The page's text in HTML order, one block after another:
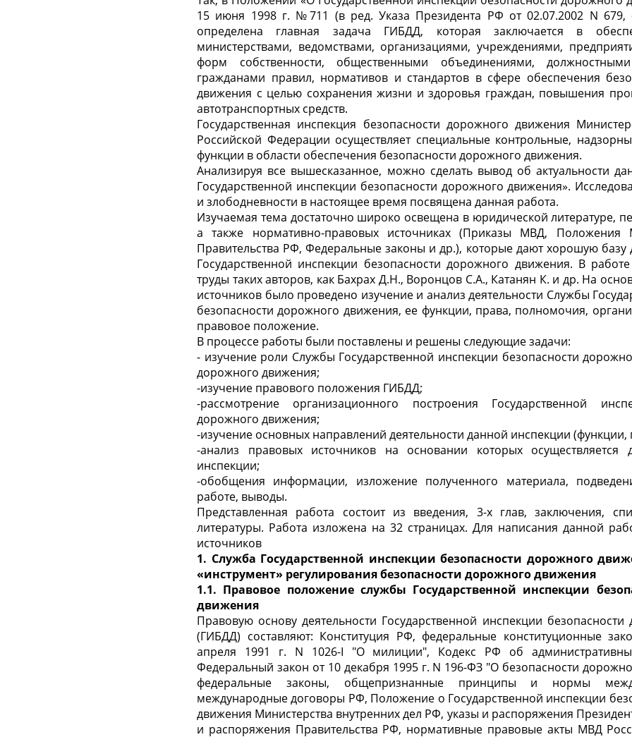
15 июня 1998 г. №711 (в ред. Указа Президента РФ от 02.07.2002 N 679,
определена главная задача ГИБДД, которая заключается в
министерствами, ведомствами, организациями, учреждениями,
форм собственности, общественными объединениями,
гражданами правил, нормативов и стандартов в сфере обеспечения
движения с целью сохранения жизни и здоровья граждан, повышения
автотранспортных средств.
Государственная инспекция безопасности дорожного движения
Российской Федерации осуществляет специальные контрольные,
функции в области обеспечения безопасности дорожного движения.
Анализируя все вышесказанное, можно сделать вывод об актуальности
Государственной инспекции безопасности дорожного движения».
и злободневности в настоящее время посвящена данная работа.
Изучаемая тема достаточно широко освещена в юридической литературе,
а также нормативно-правовых источниках (Приказы МВД, Положения
Правительства РФ, Федеральные законы и др.), которые дают хорошую базу
Государственной инспекции безопасности дорожного движения. В
труды таких авторов, как Бахрах Д.Н., Воронцов С.А., Катанян К. и др. На
источников было проведено изучение и анализ деятельности Службы
безопасности дорожного движения, ее функции, права, полномочия,
правовое положение.
В процессе работы были поставлены и решены следующие задачи:
- изучение роли Службы Государственной инспекции безопасности
дорожного движения;
-изучение правового положения ГИБДД;
-рассмотрение организационного построения Государственной
дорожного движения;
-изучение основных направлений деятельности данной инспекции
-анализ правовых источников на основании которых осуществляется
инспекции;
-обобщения информации, изложение полученного материала,
работе, выводы.
Представленная работа состоит из введения, 3-х глав, заключения,
литературы. Работа изложена на 32 страницах. Для написания данной
источников
1. Служба Государственной инспекции безопасности дорожного
«инструмент» регулирования безопасности дорожного движения
1.1. Правовое положение службы Государственной инспекции
движения
Правовую основу деятельности Государственной инспекции
(ГИБДД) составляют: Конституция РФ, федеральные конституционные
апреля 1991 г. N 1026-I "О милиции", Кодекс РФ об
Федеральный закон от 10 декабря 1995 г. N 196-ФЗ "О безопасности
федеральные законы, общепризнанные принципы и нормы
международные договоры РФ, Положение о Государственной инспекции
движения Министерства внутренних дел РФ, указы и распоряжения
и распоряжения Правительства РФ, нормативные правовые акты МВД